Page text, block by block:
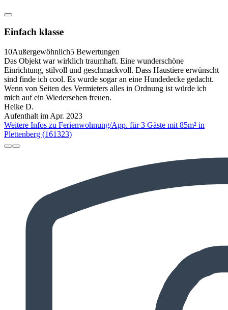
Einfach klasse
10Außergewöhnlich5 Bewertungen
Das Objekt war wirklich traumhaft. Eine wunderschöne
Einrichtung, stilvoll und geschmackvoll. Dass Haustiere erwünscht
sind finde ich cool. Es wurde sogar an eine Hundedecke gedacht.
Wenn von Seiten des Vermieters alles in Ordnung ist würde ich
mich auf ein Wiedersehen freuen.
Heike D.
Aufenthalt im Apr. 2023
Weitere Infos zu Ferienwohnung/App. für 3 Gäste mit 85m² in
Plettenberg (161323)